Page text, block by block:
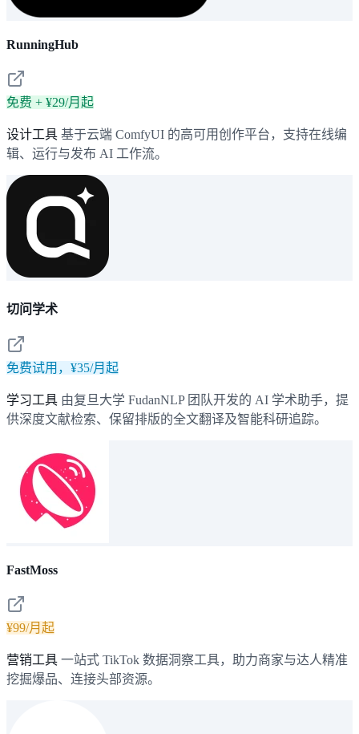
RunningHub
免费 + ¥29/月起
设计工具 基于云端 ComfyUI 的高可用创作平台，支持在线编
辑、运行与发布 AI 工作流。
切问学术
免费试用，¥35/月起
学习工具 由复旦大学 FudanNLP 团队开发的 AI 学术助手，提
供深度文献检索、保留排版的全文翻译及智能科研追踪。
FastMoss
¥99/月起
营销工具 一站式 TikTok 数据洞察工具，助力商家与达人精准
挖掘爆品、连接头部资源。